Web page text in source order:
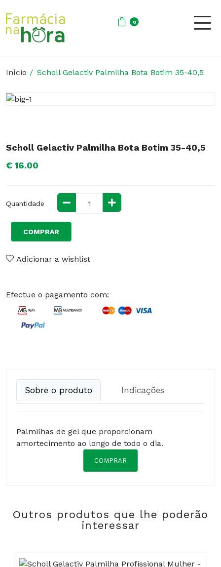
0
Início Scholl Gelactiv Palmilha Bota Botim 35-40,5
Scholl Gelactiv Palmilha Bota Botim 35-40,5
€ 16.00
Quantidade
COMPRAR
Adicionar a wishlist
Efectue o pagamento com:
Sobre o produto Indicações
Palmilhas de gel que proporcionam
amortecimento ao longo de todo o dia.
COMPRAR
Outros produtos que lhe poderão
interessar